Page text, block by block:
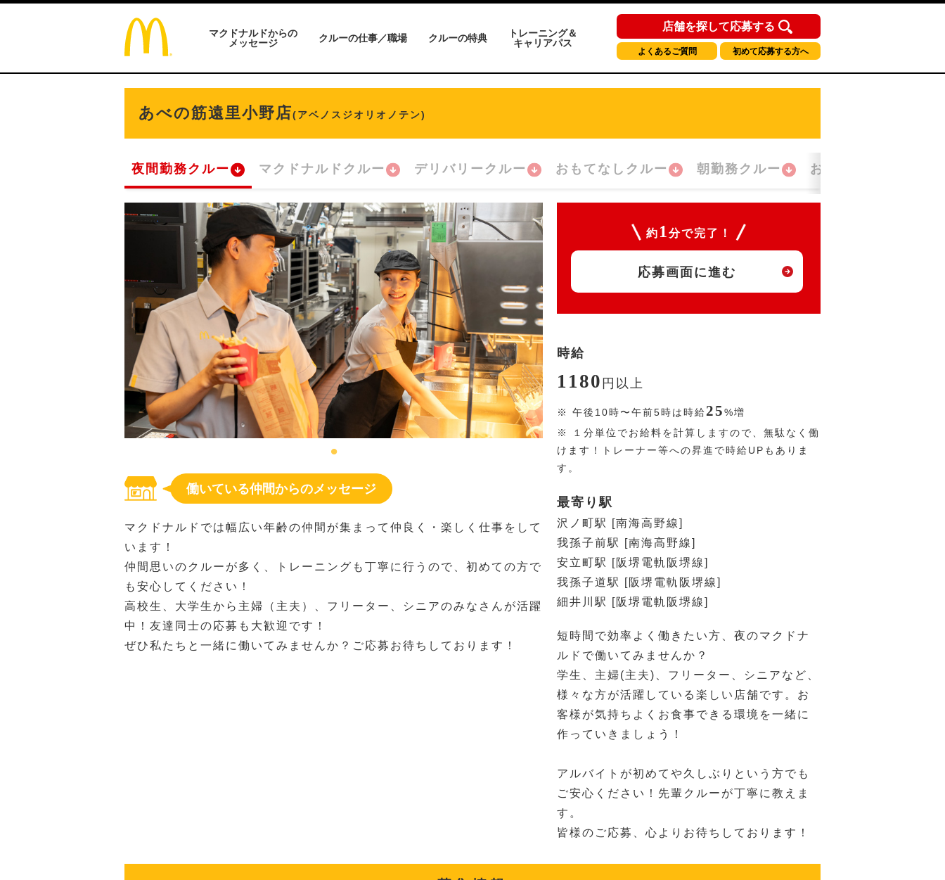
マクドナルドからの
メッセージ
クルーの仕事／職場 クルーの特典
トレーニング＆
キャリアパス
店舗を探して応募する
よくあるご質問 初めて応募する方へ
あべの筋遠里小野店(アベノスジオリオノテン)
夜間勤務クルー マクドナルドクルー デリバリークルー おもてなしクルー 朝勤務クルー おかえり！クルー
働いている仲間からのメッセージ
マクドナルドでは幅広い年齢の仲間が集まって仲良く・楽しく仕事をして
います！
仲間思いのクルーが多く、トレーニングも丁寧に行うので、初めての方で
も安心してください！
高校生、大学生から主婦（主夫）、フリーター、シニアのみなさんが活躍
中！友達同士の応募も大歓迎です！
ぜひ私たちと一緒に働いてみませんか？ご応募お待ちしております！
約 1 分で完了！
応募画面に進む
時給
1180 円 以上
※ 午後10時〜午前5時は時給25%増
※
１分単位でお給料を計算しますので、無駄なく働
けます！トレーナー等への昇進で時給UPもありま
す。
最寄り駅
沢ノ町駅 [南海高野線]
我孫子前駅 [南海高野線]
安立町駅 [阪堺電軌阪堺線]
我孫子道駅 [阪堺電軌阪堺線]
細井川駅 [阪堺電軌阪堺線]
短時間で効率よく働きたい方、夜のマクドナ
ルドで働いてみませんか？
学生、主婦(主夫)、フリーター、シニアなど、
様々な方が活躍している楽しい店舗です。お
客様が気持ちよくお食事できる環境を一緒に
作っていきましょう！
アルバイトが初めてや久しぶりという方でも
ご安心ください！先輩クルーが丁寧に教えま
す。
皆様のご応募、心よりお待ちしております！